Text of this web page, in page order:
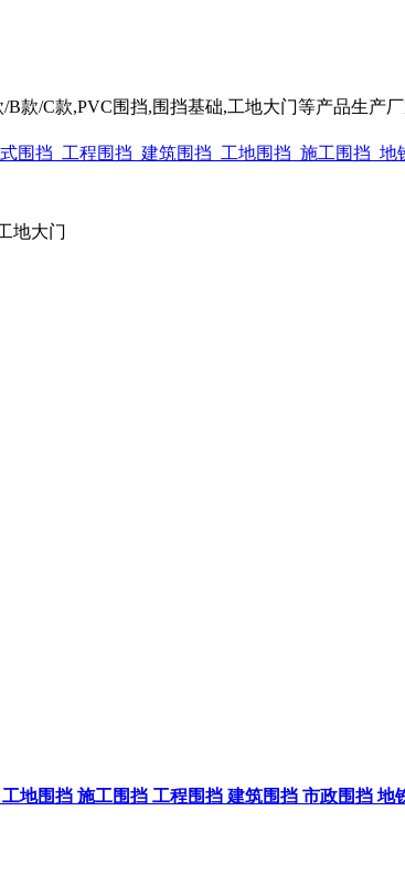
款/C款,PVC围挡,围挡基础,工地大门等产品生产厂
地大门
工地围挡 施工围挡 工程围挡 建筑围挡 市政围挡 地